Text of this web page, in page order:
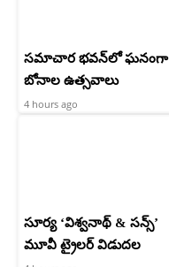
సమాచార భవన్‌లో ఘనంగా
బోనాల ఉత్సవాలు
4 hours ago
సూర్య ‘విశ్వనాథ్ & సన్స్’
మూవీ ట్రైలర్ విడుదల